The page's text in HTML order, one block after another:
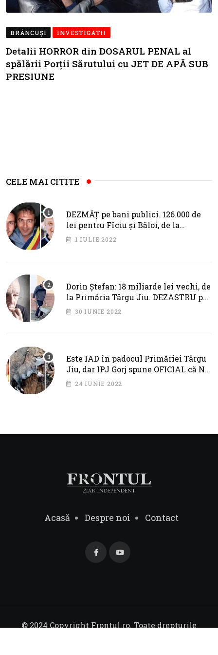
BRÂNCUŞI INVESTIGATII
Detalii HORROR din DOSARUL PENAL al
spălării Porții Sărutului cu JET DE APĂ SUB
PRESIUNE
CELE MAI CITITE
DEZMĂȚ pe bani publici. 126.000 de
lei pentru Fîciu și Băloi, de la
primarul Cotojman
1 IULIE 2022
Dorin Ștefan: 18 miliarde lei vechi, de
la Primăria Târgu Jiu. DEZASTRU pe
AXA BRÂNCUȘI
30 IUNIE 2022
Este IAD în padocul Primăriei Târgu
Jiu, dar IPJ Gorj spune OFICIAL că NU
SUNT PROBLEME!
24 IUNIE 2022
Acasă Despre noi Contact
© 2024 Copyright Frontul.ro. Toate drepturile